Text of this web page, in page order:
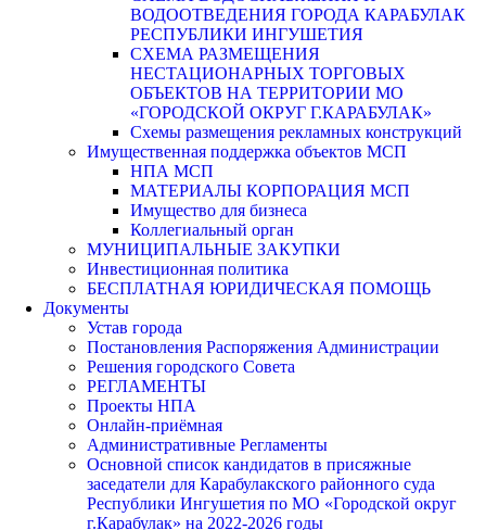
ВОДООТВЕДЕНИЯ ГОРОДА КАРАБУЛАК
РЕСПУБЛИКИ ИНГУШЕТИЯ
СХЕМА РАЗМЕЩЕНИЯ
НЕСТАЦИОНАРНЫХ ТОРГОВЫХ
ОБЪЕКТОВ НА ТЕРРИТОРИИ МО
«ГОРОДСКОЙ ОКРУГ Г.КАРАБУЛАК»
Схемы размещения рекламных конструкций
Имущественная поддержка объектов МСП
НПА МСП
МАТЕРИАЛЫ КОРПОРАЦИЯ МСП
Имущество для бизнеса
Коллегиальный орган
МУНИЦИПАЛЬНЫЕ ЗАКУПКИ
Инвестиционная политика
БЕСПЛАТНАЯ ЮРИДИЧЕСКАЯ ПОМОЩЬ
Документы
Устав города
Постановления Распоряжения Администрации
Решения городского Совета
РЕГЛАМЕНТЫ
Проекты НПА
Онлайн-приёмная
Административные Регламенты
Основной список кандидатов в присяжные
заседатели для Карабулакского районного суда
Республики Ингушетия по МО «Городской округ
г.Карабулак» на 2022-2026 годы